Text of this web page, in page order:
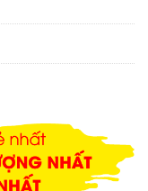
₫.